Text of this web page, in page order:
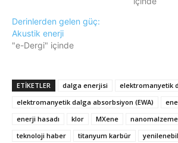
Derinlerden gelen güç:
Akustik enerji
"e-Dergi" içinde
ETIKETLER dalga enerjisi
elektromanyetik
elektromanyetik dalga absorbsiyon (EWA)
enerji hasadı
klor MXene nanomalzeme
teknoloji haber
titanyum karbür